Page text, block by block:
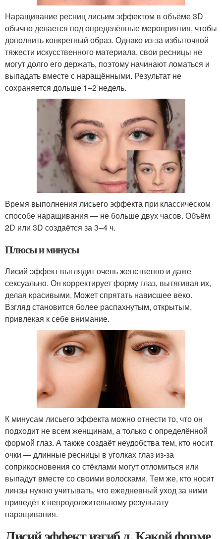
Наращивание ресниц лисьим эффектом в объёме 3D
обычно делается под определённые мероприятия, чтобы
дополнить конкретный образ. Однако из-за избыточной
тяжести искусственного материала, свои ресницы не
могут долго его держать, поэтому начинают ломаться и
выпадать вместе с наращёнными. Результат не
сохраняется дольше 1–2 недель.
Время выполнения лисьего эффекта при классическом
способе наращивания — не больше двух часов. Объём
2D или 3D создаётся за 3–4 ч.
Плюсы и минусы
Лисий эффект выглядит очень женственно и даже
сексуально. Он корректирует форму глаз, вытягивая их,
делая красивыми. Может спрятать нависшее веко.
Взгляд становится более распахнутым, открытым,
привлекая к себе внимание.
К минусам лисьего эффекта можно отнести то, что он
подходит не всем женщинам, а только с определённой
формой глаз. А также создаёт неудобства тем, кто носит
очки — длинные ресницы в уголках глаз из-за
соприкосновения со стёклами могут отломиться или
выпадут вместе со своими волосками. Тем же, кто носит
линзы нужно учитывать, что ежедневный уход за ними
приведёт к непродолжительному результату
наращивания.